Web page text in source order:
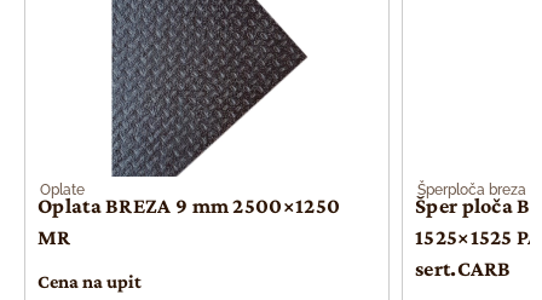
Oplate
Oplata BREZA 9 mm 2500×1250
MR
Cena na upit
Šperploča breza
Šper ploča
1525×1525
sert.CARB